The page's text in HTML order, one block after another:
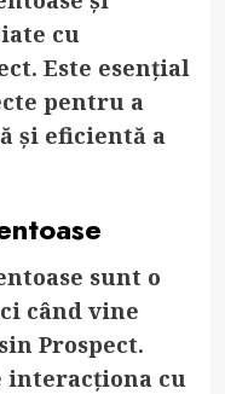
cu
Este esențial
pentru a
și eficientă a
sunt o
când vine
Prospect.
interacționa cu